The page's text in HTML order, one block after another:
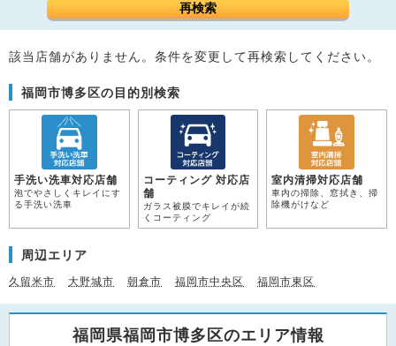
再検索
該当店舗がありません。条件を変更して再検索してください。
福岡市博多区の目的別検索
手洗い洗車対応店舗
泡でやさしくキレイにす
る手洗い洗車
コーティング 対応店
舗
ガラス被膜でキレイが続
くコーティング
室内清掃対応店舗
車内の掃除、窓拭き、掃
除機がけなど
周辺エリア
久留米市 大野城市 朝倉市 福岡市中央区 福岡市東区
福岡県福岡市博多区のエリア情報